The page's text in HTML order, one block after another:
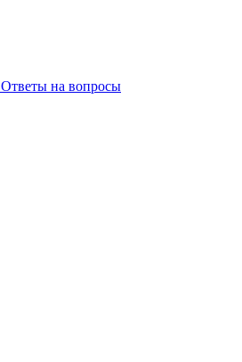
Ответы на вопросы